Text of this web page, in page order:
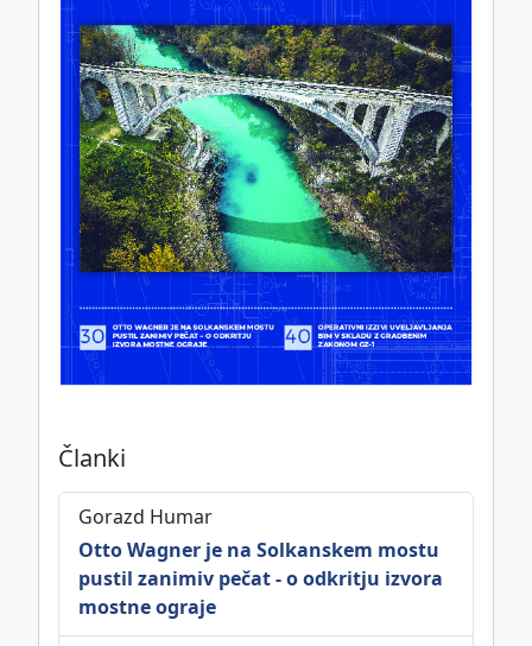
ISSN: 0017-2774
e-ISSN: 2536-4332
COBISS.SI-ID: 859140
UDK: 05:625
CC BY-SA 4.0
Politika piškotkov
Članki
Gorazd Humar
Otto Wagner je na Solkanskem mostu
pustil zanimiv pečat - o odkritju izvora
mostne ograje